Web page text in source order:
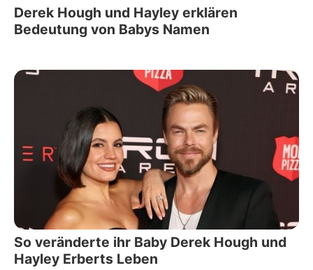
Derek Hough und Hayley erklären
Bedeutung von Babys Namen
So veränderte ihr Baby Derek Hough und
Hayley Erberts Leben